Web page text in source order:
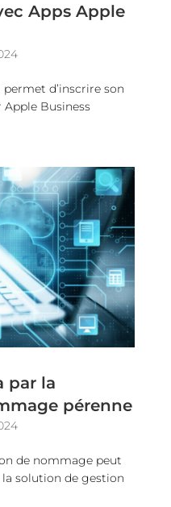
Apps Apple
d’inscrire son
Apple Business
par la
pérenne
de nommage peut
solution de gestion